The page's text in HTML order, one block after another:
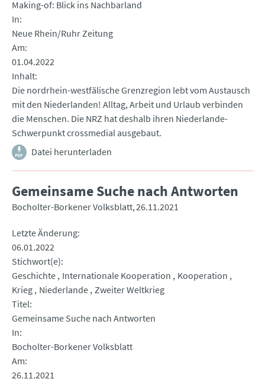
Making-of: Blick ins Nachbarland
In
Neue Rhein/Ruhr Zeitung
Am
01.04.2022
Inhalt
Die nordrhein-westfälische Grenzregion lebt vom Austausch
mit den Niederlanden! Alltag, Arbeit und Urlaub verbinden
die Menschen. Die NRZ hat deshalb ihren Niederlande-
Schwerpunkt crossmedial ausgebaut.
Datei herunterladen
Gemeinsame Suche nach Antworten
Bocholter-Borkener Volksblatt 26.11.2021
Letzte Änderung
06.01.2022
Stichwort(e)
Geschichte Internationale Kooperation
Kooperation
Krieg Niederlande Zweiter Weltkrieg
Titel
Gemeinsame Suche nach Antworten
In
Bocholter-Borkener Volksblatt
Am
26.11.2021